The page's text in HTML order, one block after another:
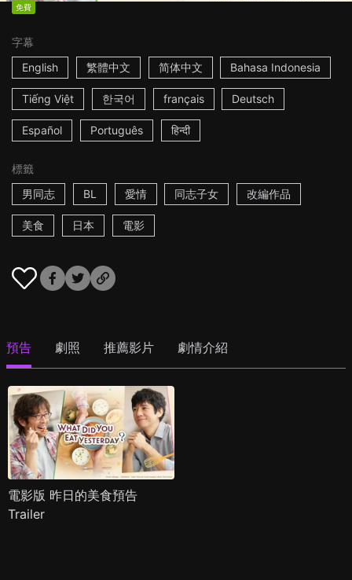
免費
字幕
English
繁體中文 简体中文 Bahasa Indonesia
Tiếng Việt 한국어 français Deutsch
Español Português हिन्दी
標籤
男同志
BL 愛情 同志子女 改編作品
美食 日本 電影
預告 劇照 推薦影片 劇情介紹
電影版 昨日的美食預告
Trailer